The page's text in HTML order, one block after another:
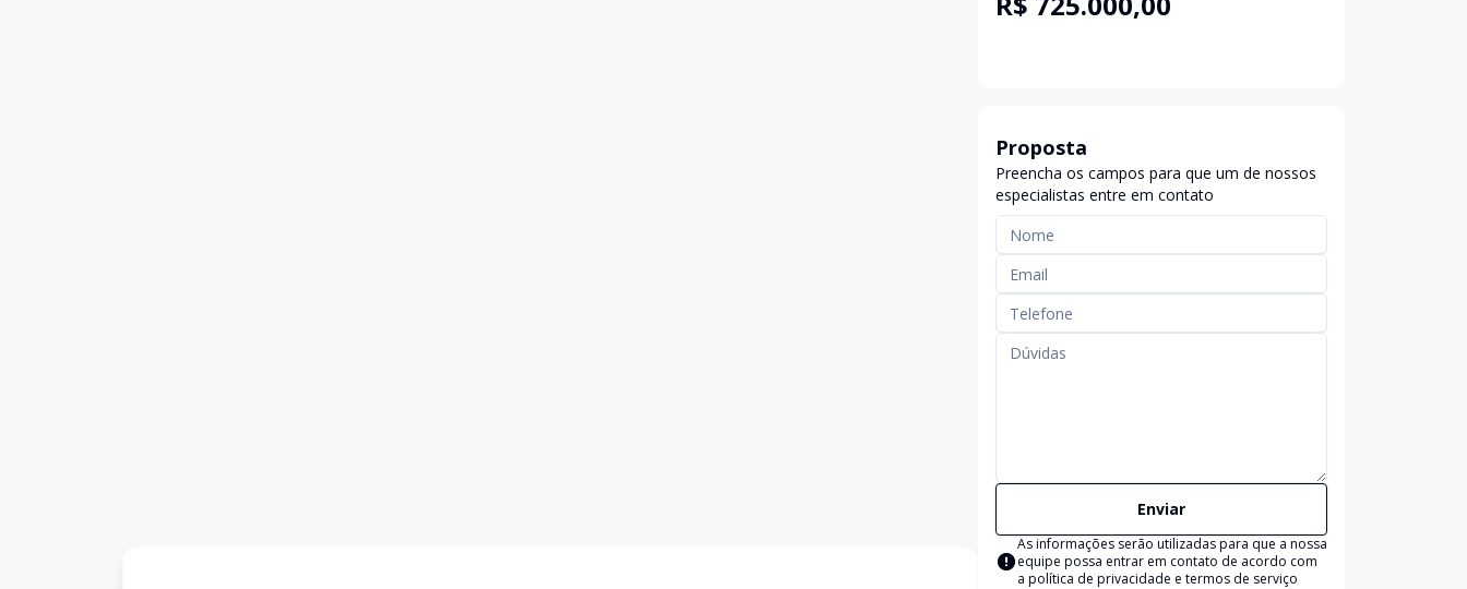
Proposta
Preencha os campos para que um de nossos
especialistas entre em contato
Enviar
As informações serão utilizadas para que a nossa
equipe possa entrar em contato de acordo com
a política de privacidade e termos de serviço